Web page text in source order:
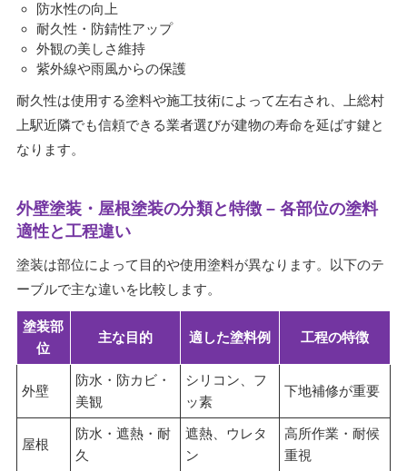
防水性の向上
耐久性・防錆性アップ
外観の美しさ維持
紫外線や雨風からの保護
耐久性は使用する塗料や施工技術によって左右され、上総村
上駅近隣でも信頼できる業者選びが建物の寿命を延ばす鍵と
なります。
外壁塗装・屋根塗装の分類と特徴 – 各部位の塗料
適性と工程違い
塗装は部位によって目的や使用塗料が異なります。以下のテ
ーブルで主な違いを比較します。
塗装部
位
主な目的 適した塗料例 工程の特徴
外壁
防水・防カビ・
美観
シリコン、フ
ッ素
下地補修が重要
屋根
防水・遮熱・耐
久
遮熱、ウレタ
ン
高所作業・耐候
重視